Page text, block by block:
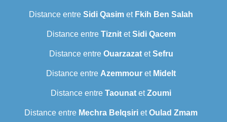
Distance entre Sidi Qasim et Fkih Ben Salah
Distance entre TiznitetSidi Qacem
Distance entre OuarzazatetSefru
Distance entre Azemmour et Midelt
Distance entre Taounat etZoumi
Distance entre Mechra Belqsiri etOulad Zmam